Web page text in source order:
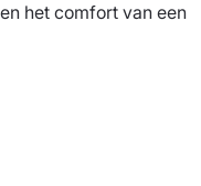
het comfort van een